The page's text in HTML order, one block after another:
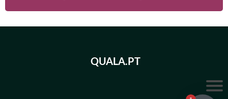
QUALA.PT